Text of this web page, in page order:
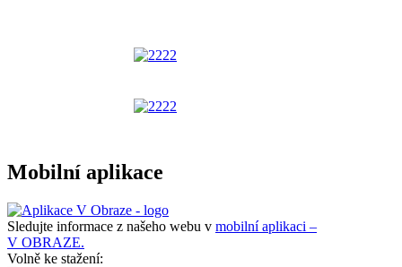
Mobilní aplikace
Sledujte informace z našeho webu v mobilní aplikaci –
V OBRAZE.
Volně ke stažení: